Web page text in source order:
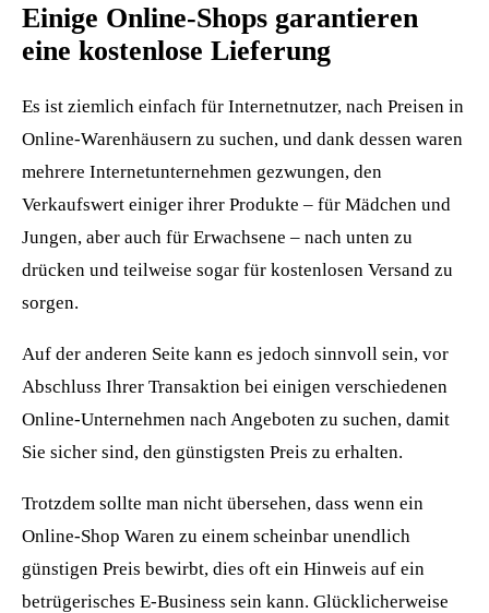
Einige Online-Shops garantieren
eine kostenlose Lieferung
Es ist ziemlich einfach für Internetnutzer, nach Preisen in
Online-Warenhäusern zu suchen, und dank dessen waren
mehrere Internetunternehmen gezwungen, den
Verkaufswert einiger ihrer Produkte – für Mädchen und
Jungen, aber auch für Erwachsene – nach unten zu
drücken und teilweise sogar für kostenlosen Versand zu
sorgen.
Auf der anderen Seite kann es jedoch sinnvoll sein, vor
Abschluss Ihrer Transaktion bei einigen verschiedenen
Online-Unternehmen nach Angeboten zu suchen, damit
Sie sicher sind, den günstigsten Preis zu erhalten.
Trotzdem sollte man nicht übersehen, dass wenn ein
Online-Shop Waren zu einem scheinbar unendlich
günstigen Preis bewirbt, dies oft ein Hinweis auf ein
betrügerisches E-Business sein kann. Glücklicherweise